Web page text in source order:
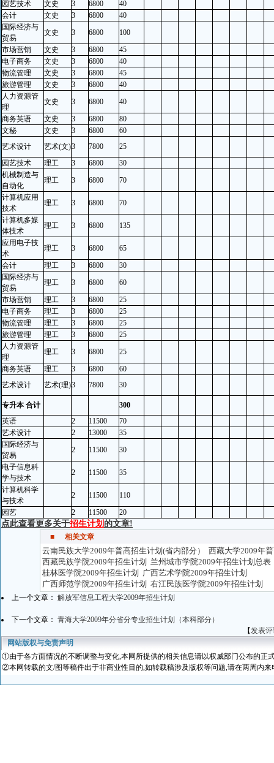
园艺技术 文史 3 6800
40
会计
文史 3 6800
40
国际经济与
贸易
文史 3 6800
100
市场营销
文史 3 6800
45
电子商务
文史 3 6800
40
物流管理
文史 3 6800
45
旅游管理
文史 3 6800
40
人力资源管
理
文史 3 6800
40
商务英语
文史 3 6800
80
文秘
文史 3 6800
60
艺术设计
艺术(文)3 7800
25
园艺技术
理工 3 6800
30
机械制造与
自动化
理工 3 6800
70
计算机应用
技术
理工 3 6800
70
计算机多媒
体技术
理工 3 6800
135
应用电子技
术
理工 3 6800
65
会计
理工 3 6800
30
国际经济与
贸易
理工 3 6800
60
市场营销
理工 3 6800
25
电子商务
理工 3 6800
25
物流管理
理工 3 6800
25
旅游管理
理工 3 6800
25
人力资源管
理
理工 3 6800
25
商务英语
理工 3 6800
60
艺术设计
艺术(理)3 7800 30
专升本 合计
300
英语
2 11500
70
艺术设计
2 13000
35
国际经济与
贸易
2 11500
30
电子信息科
学与技术
2 11500
35
计算机科学
与技术
2 11500
110
园艺
2 11500 20
点此查看更多关于招生计划 的文章!
■ 相关文章
云南民族大学2009年普高招生计划(省内部分）
西藏大学2009年
西藏民族学院2009年招生计划
兰州城市学院2009年招生计划总表
桂林医学院2009年招生计划
广西艺术学院2009年招生计划
广西师范学院2009年招生计划 右江民族医学院2009年招生计划
上一个文章： 解放军信息工程大学2009年招生计划
下一个文章： 青海大学2009年分省分专业招生计划（本科部分）
【发表
网站版权与免责声明
①由于各方面情况的不断调整与变化,本网所提供的相关信息请以权威部门公布的正
②本网转载的文/图等稿件出于非商业性目的,如转载稿涉及版权等问题,请在两周内来